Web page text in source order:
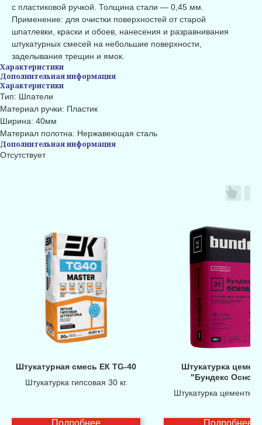
с пластиковой ручкой. Толщина стали — 0,45 мм.
Применение: для очистки поверхностей от старой
шпатлевки, краски и обоев, нанесения и разравнивания
штукатурных смесей на небольшие поверхности,
заделывания трещин и ямок.
Характеристики
Дополнительная информация
Характеристики
Тип: Шпатели
Материал ручки: Пластик
Ширина: 40мм
Материал полотна: Нержавеющая сталь
Дополнительная информация
Отсутствует
Штукатурная смесь ЕК TG-40
Штукатурка гипсовая 30 кг.
Подробнее
Штукатурка
"Бундекс
Штукатурка
Подробнее